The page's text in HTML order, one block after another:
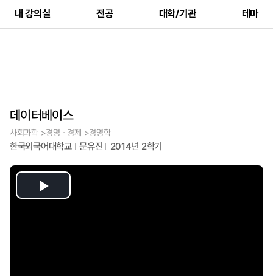
내 강의실 전공 대학/기관 테마
데이터베이스
사회과학 >경영ㆍ경제 >경영학
한국외국어대학교 문유진 2014년 2학기
Play